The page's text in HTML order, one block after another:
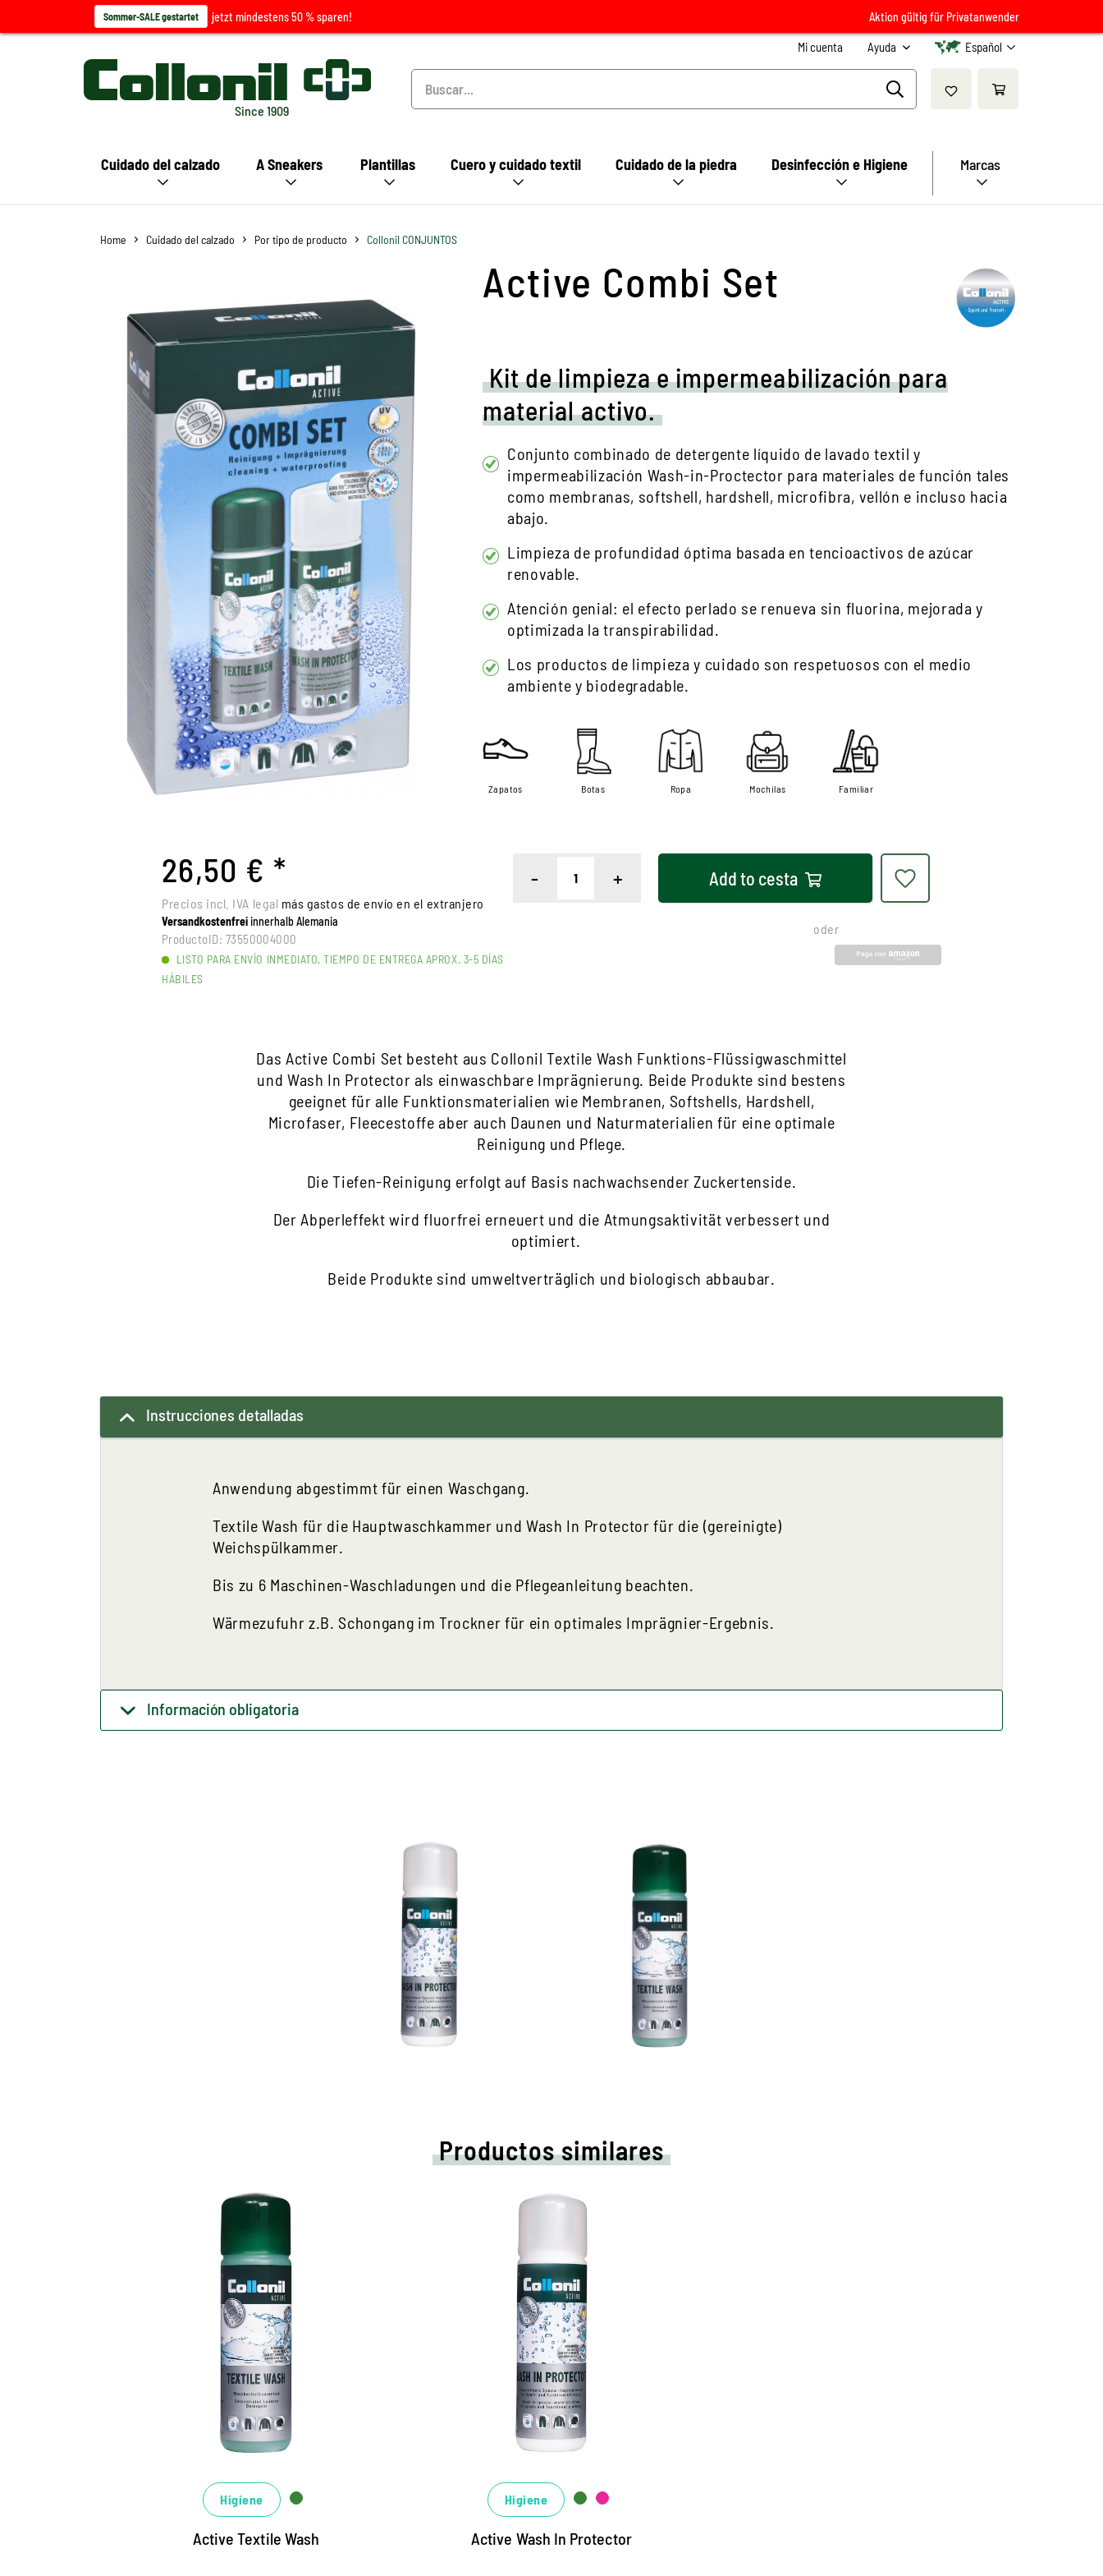
Sommer-SALE gestartet jetzt mindestens 50 % sparen! Aktion gültig für Privatanwender
Mi cuenta Ayuda Español
Since 1909
Cuidado del calzado A Sneakers Plantillas Cuero y cuidado textil Cuidado de la piedra Desinfección e Higiene Marcas
Home Cuidado del calzado Por tipo de producto Collonil CONJUNTOS
Active Combi Set
Kit de limpieza e impermeabilización para
material activo.
Conjunto combinado de detergente líquido de lavado textil y
impermeabilización Wash-in-Proctector para materiales de función tales
como membranas, softshell, hardshell, microfibra, vellón e incluso hacia
abajo.
Limpieza de profundidad óptima basada en tencioactivos de azúcar
renovable.
Atención genial: el efecto perlado se renueva sin fluorina, mejorada y
optimizada la transpirabilidad.
Los productos de limpieza y cuidado son respetuosos con el medio
ambiente y biodegradable.
Zapatos Botas Ropa Mochilas Familiar
26,50 € *
Precios incl. IVA legal más gastos de envío en el extranjero
Versandkostenfreiinnerhalb Alemania
ProductoID: 73550004000
LISTO PARA ENVÍO INMEDIATO, TIEMPO DE ENTREGA APROX. 3-5 DÍAS
HÁBILES
- + Add to cesta
oder
Das Active Combi Set besteht aus Collonil Textile Wash Funktions-Flüssigwaschmittel
und Wash In Protector als einwaschbare Imprägnierung. Beide Produkte sind bestens
geeignet für alle Funktionsmaterialien wie Membranen, Softshells, Hardshell,
Microfaser, Fleecestoffe aber auch Daunen und Naturmaterialien für eine optimale
Reinigung und Pflege.
Die Tiefen-Reinigung erfolgt auf Basis nachwachsender Zuckertenside.
Der Abperleffekt wird fluorfrei erneuert und die Atmungsaktivität verbessert und
optimiert.
Beide Produkte sind umweltverträglich und biologisch abbaubar.
Instrucciones detalladas
Anwendung abgestimmt für einen Waschgang.
Textile Wash für die Hauptwaschkammer und Wash In Protector für die (gereinigte)
Weichspülkammer.
Bis zu 6 Maschinen-Waschladungen und die Pflegeanleitung beachten.
Wärmezufuhr z.B. Schongang im Trockner für ein optimales Imprägnier-Ergebnis.
Información obligatoria
Productos similares
Detergente especial
activo, altamente
efectivo.
Para el aire libre, de ocio y seguridad
Es perfecto para todos los textiles de
Mantiene la transpirabilidad de las
membranas climáticas, previene la
Higiene
Active Textile Wash
Detergente
impermeabilizante
altamente efectivo
Para la seguridad al aire libre, de ocio y
ocupacional.
Perfecto para impermeabilizar todos los
materiales de vellón.
Mantiene la transpirabilidad de las
membranas climáticas.
Higiene
Active Wash In Protector